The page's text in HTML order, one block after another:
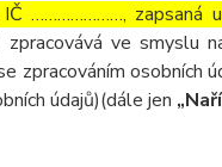
…………………, zapsaná
zpracovává ve smyslu
osobních
údajů)(dále jen